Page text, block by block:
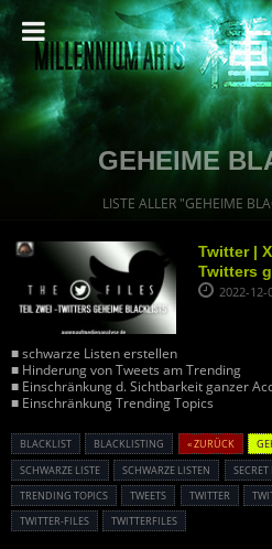
GEHEIME
LISTE ALLER "GEHEIME
Twitter |
Twitters
2022-12-
■ schwarze Listen erstellen
■ Hinderung von Tweets am Trending
■ Einschränkung d. Sichtbarkeit ganzer
■ Einschränkung Trending Topics
BLACKLIST BLACKLISTING « ZURÜCK
SCHWARZE LISTE
SCHWARZE LISTEN
TRENDING TOPICS
TWEETS TWITTER
TWITTER-FILES
TWITTERFILES